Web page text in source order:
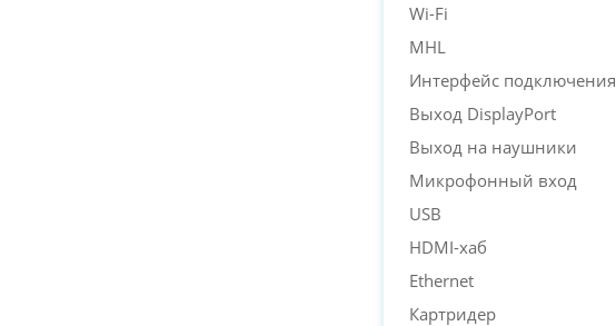
Wi-Fi
MHL
Интерфейс подключения
Выход DisplayPort
Выход на наушники
Микрофонный вход
USB
HDMI-хаб
Ethernet
Картридер